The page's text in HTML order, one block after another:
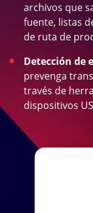
archivos que
fuente, listas
de ruta de
Detección de
prevenga
través de
dispositivos